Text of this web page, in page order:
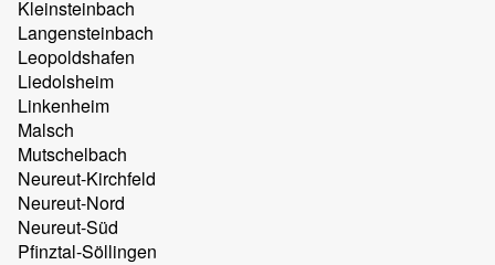
Kleinsteinbach
Langensteinbach
Leopoldshafen
Liedolsheim
Linkenheim
Malsch
Mutschelbach
Neureut-Kirchfeld
Neureut-Nord
Neureut-Süd
Pfinztal-Söllingen